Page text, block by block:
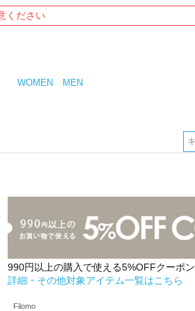
ください
WOMEN MEN
990円以上の購入で使える5%OFFクーポン
詳細・その他対象アイテム一覧はこちら
Filomo